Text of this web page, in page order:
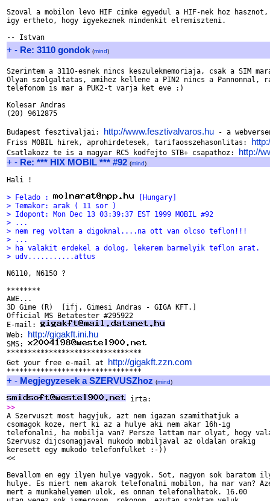
Szoval a mobilon levo HIF cimke egyedul a HIF-nek hoz hasznot,
igy ertheto, hogy igyekeznek mindenkit elremiszteni.
+ - Re: 3110 gondok (mind)
Szerintem a 3110-esnek nincs keszulekmemoriaja, csak a SIM
Olyan szolgaltatas, amihez kellene a PIN2 nincs a Pannonnal,
telefonom is mar a PUK2-t varja ket eve :)
Kolesar Andras
(20) 9612875
Budapest fesztivaljai: http://www.fesztivalvaros.hu - a
Friss MOBIL hirek, aprohirdetesek, tarifaosszehasonlitas:
Csatlakozz te is a magyar RC5 kodfejto STB+ csapathoz: http://
+ - Re: *** HIX MOBIL *** #92 (mind)
Hali !
> Felado :
[Hungary]
> Temakor: arak ( 11 sor )
> Idopont: Mon Dec 13 03:39:37 EST 1999 MOBIL #92
> ...
> nem reg voltam a digoknal....na ott van olcso teflon!!!
> ...
> ha valakit erdekel a dolog, lekerem barmelyik teflon arat.
> udv...........attus
N6110, N6150 ?
********
AWE...
3D Gime (R)  [ifj. Gimesi Andras - GIGA KFT.]
Official MS Betatester #295922
E-mail:
Web: http://gigakft.ini.hu
SMS:
********************************
Get your free e-mail at http://gigakft.zzn.com
+ - Megjegyzesek a SZERVUSZhoz (mind)
>>
A Szervuszt most hagyjuk, azt nem igazan szamithatjuk a
csomagok koze, mert ki az a hulye aki nem akar 16h-ig
telefonalni, ha mobilja van? Persze lattam mar olyat, hogy
Szervusz dijcsomagjaval mukodo mobiljaval az oldalan orakig
keresett egy mukodo telefonfulket :-))
<<
Bevallom en egy ilyen hulye vagyok. Sot, nagyon sok baratom
hulye. Es miert nem akarok telefonalni mobilon, ha mar van?
mert a munkahelyemen ulok, es onnan telefonalhatok. 16.00